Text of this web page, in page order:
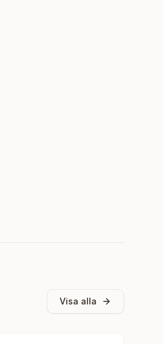
Visa alla